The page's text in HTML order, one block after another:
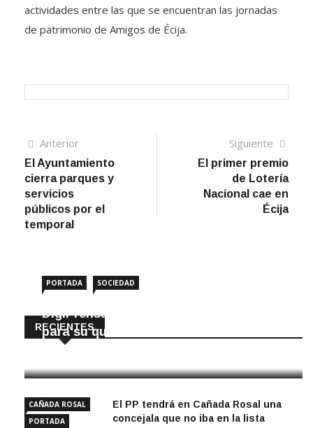
actividades entre las que se encuentran las jornadas
de patrimonio de Amigos de Écija.
Navegación
de
entradas
AnteriorArtículo
anterior
El Ayuntamiento
cierra parques y
servicios
públicos por el
temporal
Siguiente
El primer premio
de Lotería
Nacional cae en
Écija
RECIENTES
PORTADA SOCIEDAD
DigiPrensa selecciona a Écija al Día
para su quiosco mundial
CAÑADA ROSAL
PORTADA
El PP tendrá en Cañada Rosal una
concejala que no iba en la lista